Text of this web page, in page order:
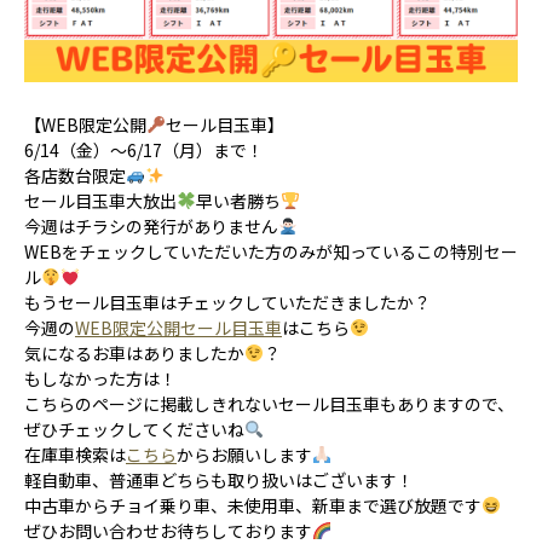
【WEB限定公開
セール目玉車】
6/14（金）～6/17（月）まで！
各店数台限定
セール目玉車大放出
早い者勝ち
今週はチラシの発行がありません
WEBをチェックしていただいた方のみが知っているこの特別セー
ル
もうセール目玉車はチェックしていただきましたか？
今週のWEB限定公開セール目玉車はこちら
気になるお車はありましたか
？
もしなかった方は！
こちらのページに掲載しきれないセール目玉車もありますので、
ぜひチェックしてくださいね
在庫車検索はこちらからお願いします
軽自動車、普通車どちらも取り扱いはございます！
中古車からチョイ乗り車、未使用車、新車まで選び放題です
ぜひお問い合わせお待ちしております